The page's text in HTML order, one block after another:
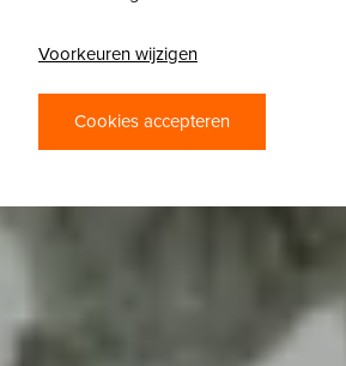
Voorkeuren wijzigen
Cookies accepteren